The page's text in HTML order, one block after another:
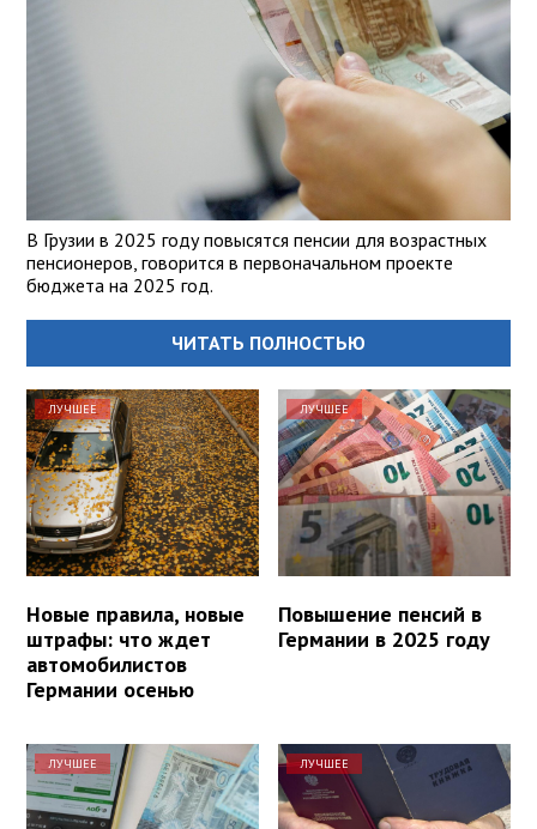
В Грузии в 2025 году повысятся пенсии для возрастных
пенсионеров, говорится в первоначальном проекте
бюджета на 2025 год.
ЧИТАТЬ ПОЛНОСТЬЮ
ЛУЧШЕЕ
Новые правила, новые
штрафы: что ждет
автомобилистов
Германии осенью
ЛУЧШЕЕ
Повышение пенсий в
Германии в 2025 году
ЛУЧШЕЕ ЛУЧШЕЕ